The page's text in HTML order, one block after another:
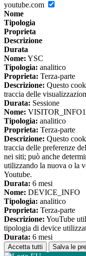
youtube.com
Nome
Tipologia
Proprieta
Descrizione
Durata
Nome: YSC
Tipologia: analitico
Proprieta: Terza-parte
Descrizione: Questo
traccia delle
Durata: Sessione
Nome:
Tipologia: analitico
Proprieta: Terza-parte
Descrizione: Questo
traccia delle preferenze
nei siti; può anche
utilizzando la nuova o la
Youtube.
Durata: 6 mesi
Nome: DEVICE_INFO
Tipologia: analitico
Proprieta: Terza-parte
Descrizione: YouTube
tipologia di device
Durata: 6 mesi
Accetta tutti Salva le